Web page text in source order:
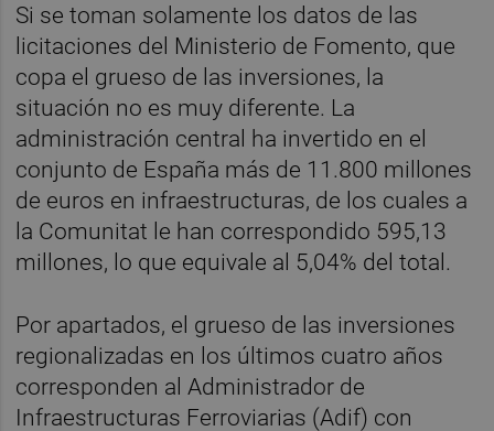
Si se toman solamente los datos de las
licitaciones del Ministerio de Fomento, que
copa el grueso de las inversiones, la
situación no es muy diferente. La
administración central ha invertido en el
conjunto de España más de 11.800 millones
de euros en infraestructuras, de los cuales a
la Comunitat le han correspondido 595,13
millones, lo que equivale al 5,04% del total.
Por apartados, el grueso de las inversiones
regionalizadas en los últimos cuatro años
corresponden al Administrador de
Infraestructuras Ferroviarias (Adif) con